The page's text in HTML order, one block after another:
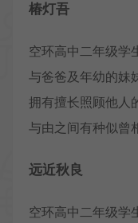
椿灯吾
空环高中二年级学
与爸爸及年幼的妹
拥有擅长照顾他人
与由之间有种似曾
远近秋良
空环高中二年级学